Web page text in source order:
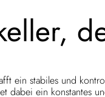
ein stabiles und
dabei ein konstantes